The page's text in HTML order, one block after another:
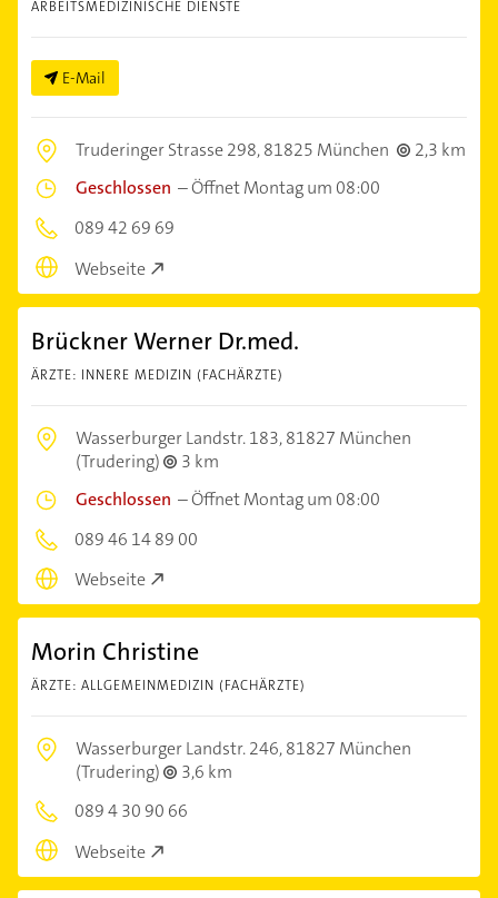
ARBEITSMEDIZINISCHE DIENSTE
E-Mail
Truderinger Strasse 298,81825 München
2,3 km
Geschlossen –Öffnet Montag um 08:00
089 42 69 69
Webseite
Brückner Werner Dr.med.
ÄRZTE: INNERE MEDIZIN (FACHÄRZTE)
Wasserburger Landstr. 183,81827 München
(Trudering)
3 km
Geschlossen –Öffnet Montag um 08:00
089 46 14 89 00
Webseite
Morin Christine
ÄRZTE: ALLGEMEINMEDIZIN (FACHÄRZTE)
Wasserburger Landstr. 246,81827 München
(Trudering)
3,6 km
089 4 30 90 66
Webseite